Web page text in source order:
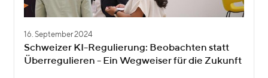
16. September 2024
Schweizer KI-Regulierung: Beobachten statt
Überregulieren - Ein Wegweiser für die Zukunft